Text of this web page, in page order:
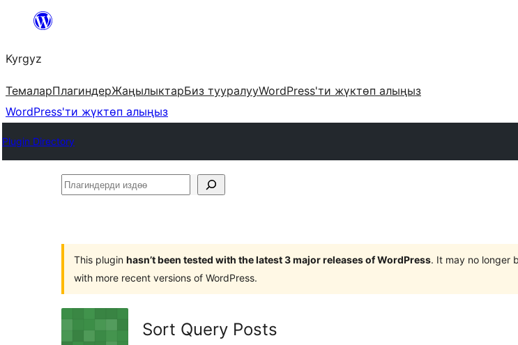
Мазмунга
Kyrgyz
ТемаларПлагиндерЖаңылыктарБиз тууралууWordPress'ти жүктөп алыңыз
WordPress'ти жүктөп алыңыз
Plugin Directory
Плагиндерди
This plugin hasn’t been tested with the latest 3 major releases of WordPress. It may no longer
with more recent versions of WordPress.
Sort Query Posts